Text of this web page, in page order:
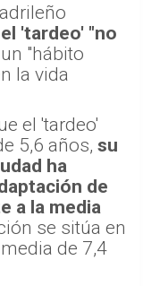
el 'tardeo' "no
"hábito
la vida
el 'tardeo'
5,6 años, su
ha
de
a la media
se sitúa en
de 7,4